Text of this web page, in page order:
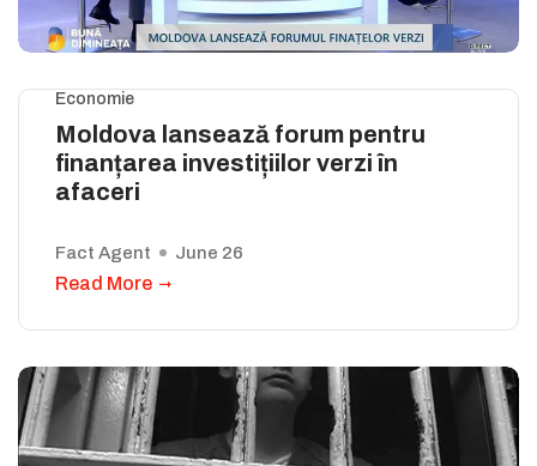
Economie
Moldova lansează forum pentru
finanțarea investițiilor verzi în
afaceri
Fact Agent June 26
Read More